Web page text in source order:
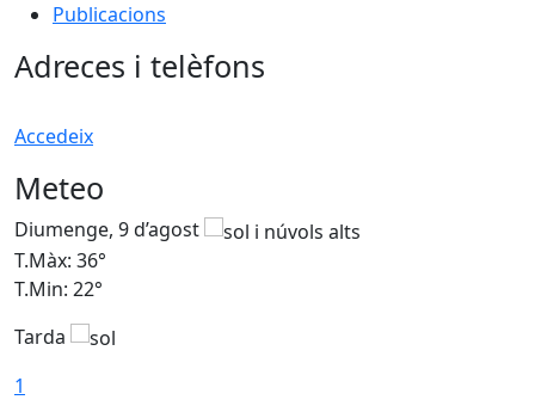
Publicacions
Adreces i telèfons
Accedeix
Meteo
Diumenge, 9 d’agost
T.Màx: 36°
T.Min: 22°
Tarda
1